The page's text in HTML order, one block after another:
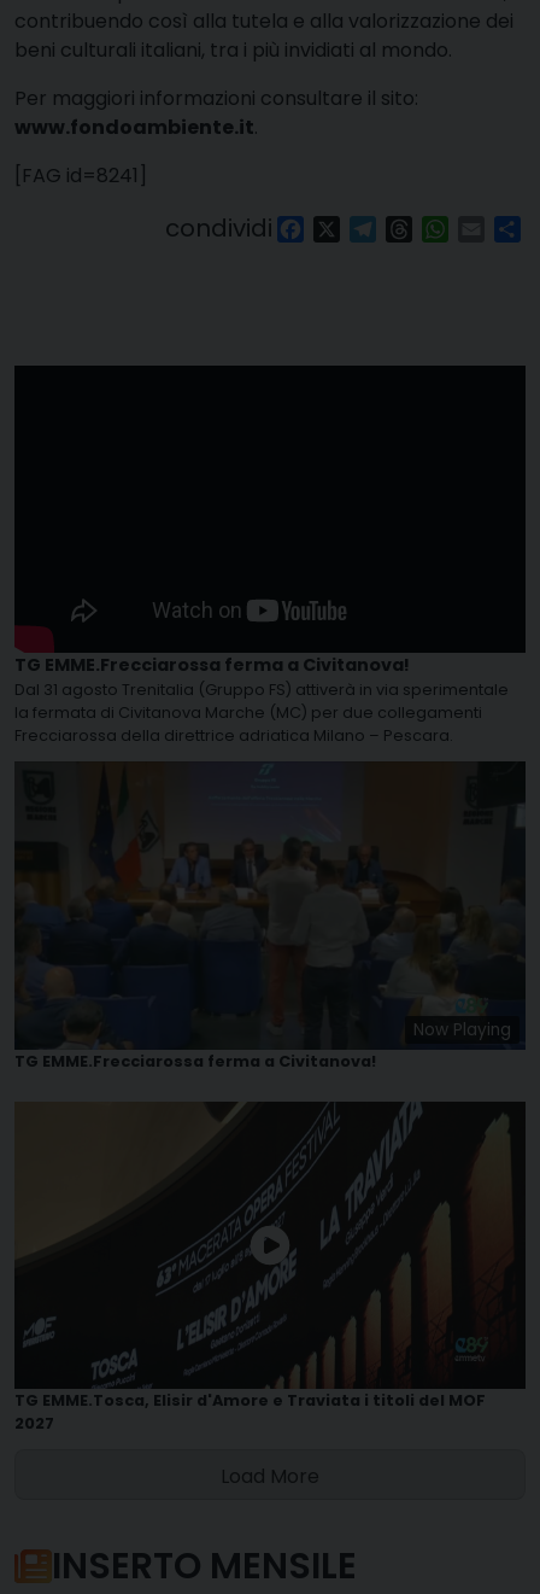
contribuendo così alla tutela e alla valorizzazione dei
beni culturali italiani, tra i più invidiati al mondo.
Per maggiori informazioni consultare il sito:
www.fondoambiente.it.
[FAG id=8241]
condividi FacebookTelegram
Threads Email
TG EMME.Frecciarossa ferma a Civitanova!
Dal 31 agosto Trenitalia (Gruppo FS) attiverà in via sperimentale
la fermata di Civitanova Marche (MC) per due collegamenti
Frecciarossa della direttrice adriatica Milano – Pescara.
Now Playing
TG EMME.Frecciarossa ferma a Civitanova!
TG EMME.Tosca, Elisir d'Amore e Traviata i titoli del MOF
2027
Load More
INSERTO MENSILE